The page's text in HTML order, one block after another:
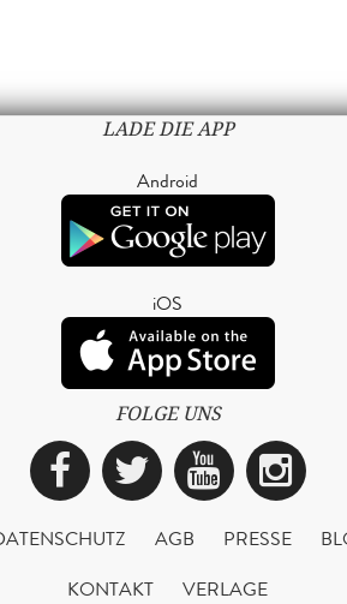
LADE DIE APP
Android
iOS
FOLGE UNS
Facebook
Twitter
AGB PRESSE
KONTAKT
VERLAGE